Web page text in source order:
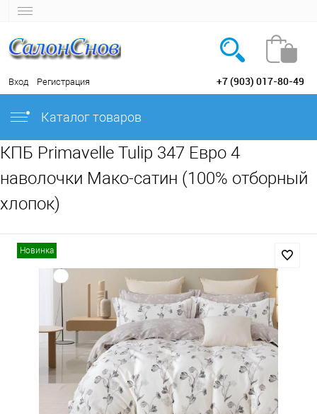
Вход Регистрация +7 (903) 017-80-49
Каталог товаров
КПБ Primavelle Tulip 347 Евро 4
наволочки Мако-сатин (100% отборный
хлопок)
Новинка